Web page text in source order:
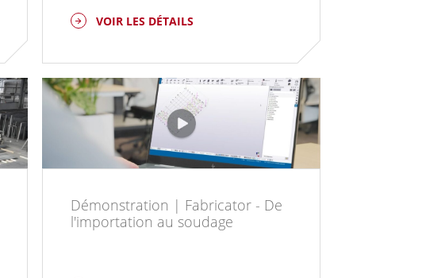
VOIR LES DÉTAILS
Démonstration | Fabricator - De
l'importation au soudage